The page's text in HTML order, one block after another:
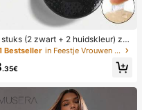
(2 zwart + 2 huidskleur) zel
onzichtbare siliconen bh
pads, strapless en rugloos, verzam
borstcups voor bruiloften, of
Bestseller in Feestje Vrouwen Sticky BH
.35€